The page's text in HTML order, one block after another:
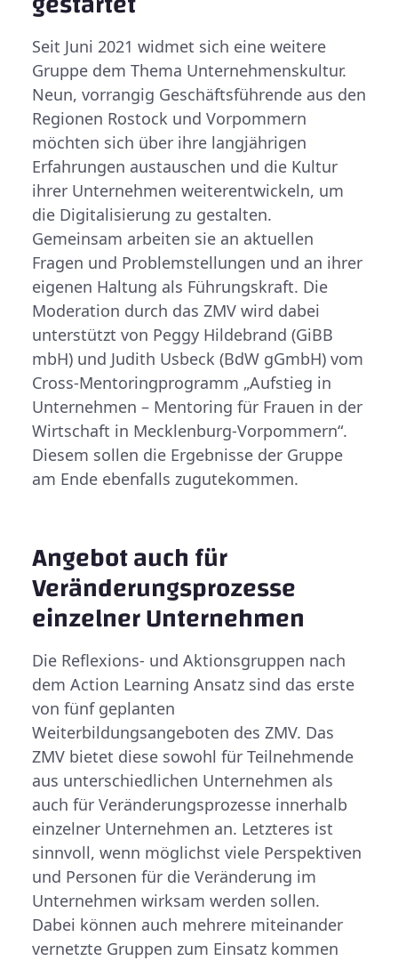
Seit Juni 2021 widmet sich eine weitere
Gruppe dem Thema Unternehmenskultur.
Neun, vorrangig Geschäftsführende aus den
Regionen Rostock und Vorpommern
möchten sich über ihre langjährigen
Erfahrungen austauschen und die Kultur
ihrer Unternehmen weiterentwickeln, um
die Digitalisierung zu gestalten.
Gemeinsam arbeiten sie an aktuellen
Fragen und Problemstellungen und an ihrer
eigenen Haltung als Führungskraft. Die
Moderation durch das ZMV wird dabei
unterstützt von Peggy Hildebrand (GiBB
mbH) und Judith Usbeck (BdW gGmbH) vom
Cross-Mentoringprogramm „Aufstieg in
Unternehmen – Mentoring für Frauen in der
Wirtschaft in Mecklenburg-Vorpommern“.
Diesem sollen die Ergebnisse der Gruppe
am Ende ebenfalls zugutekommen.
Angebot auch für
Veränderungsprozesse
einzelner Unternehmen
Die Reflexions- und Aktionsgruppen nach
dem Action Learning Ansatz sind das erste
von fünf geplanten
Weiterbildungsangeboten des ZMV. Das
ZMV bietet diese sowohl für Teilnehmende
aus unterschiedlichen Unternehmen als
auch für Veränderungsprozesse innerhalb
einzelner Unternehmen an. Letzteres ist
sinnvoll, wenn möglichst viele Perspektiven
und Personen für die Veränderung im
Unternehmen wirksam werden sollen.
Dabei können auch mehrere miteinander
vernetzte Gruppen zum Einsatz kommen